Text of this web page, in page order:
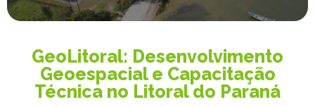
GeoLitoral: Desenvolvimento
Geoespacial e Capacitação
Técnica no Litoral do Paraná